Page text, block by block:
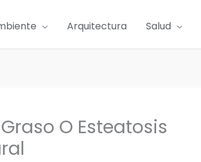
Arquitectura Salud
O Esteatosis